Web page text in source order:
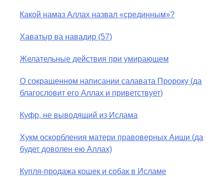
Какой намаз Аллах назвал «срединным»?
Хаватыр ва навадир (57)
Желательные действия при умирающем
О сокращенном написании салавата Пророку (да
благословит его Аллах и приветствует)
Куфр, не выводящий из Ислама
Хукм оскорбления матери правоверных Аиши (да
будет доволен ею Аллах)
Купля-продажа кошек и собак в Исламе